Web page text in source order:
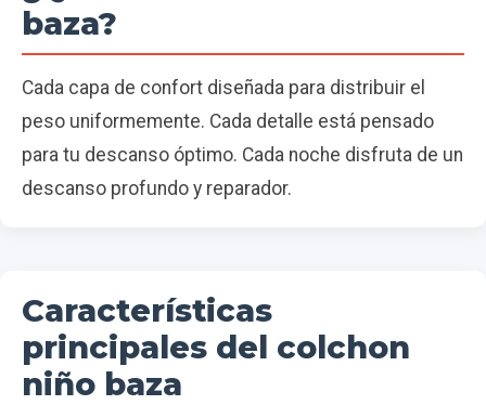
baza?
Cada capa de confort diseñada para distribuir el
peso uniformemente. Cada detalle está pensado
para tu descanso óptimo. Cada noche disfruta de un
descanso profundo y reparador.
Características
principales del colchon
niño baza